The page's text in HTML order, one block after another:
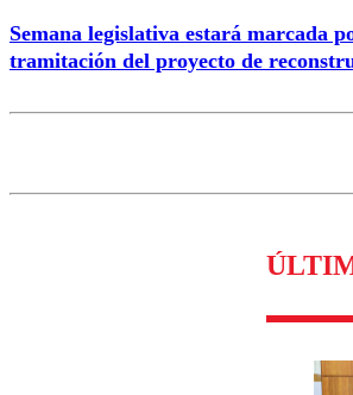
Semana legislativa estará marcada
tramitación del proyecto de